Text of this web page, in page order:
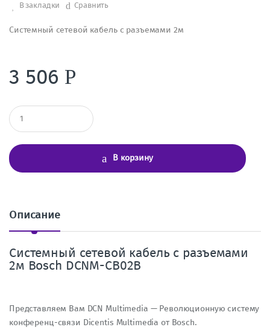
В закладки Сравнить
Системный сетевой кабель с разъемами 2м
3 506 Р
К
о
ч
е
В корзину
Описание
Системный сетевой кабель с разъемами
2м Bosch DCNM-CB02B
Представляем Вам DCN Multimedia — Революционную систему
конференц-связи Dicentis Multimedia от Bosch.